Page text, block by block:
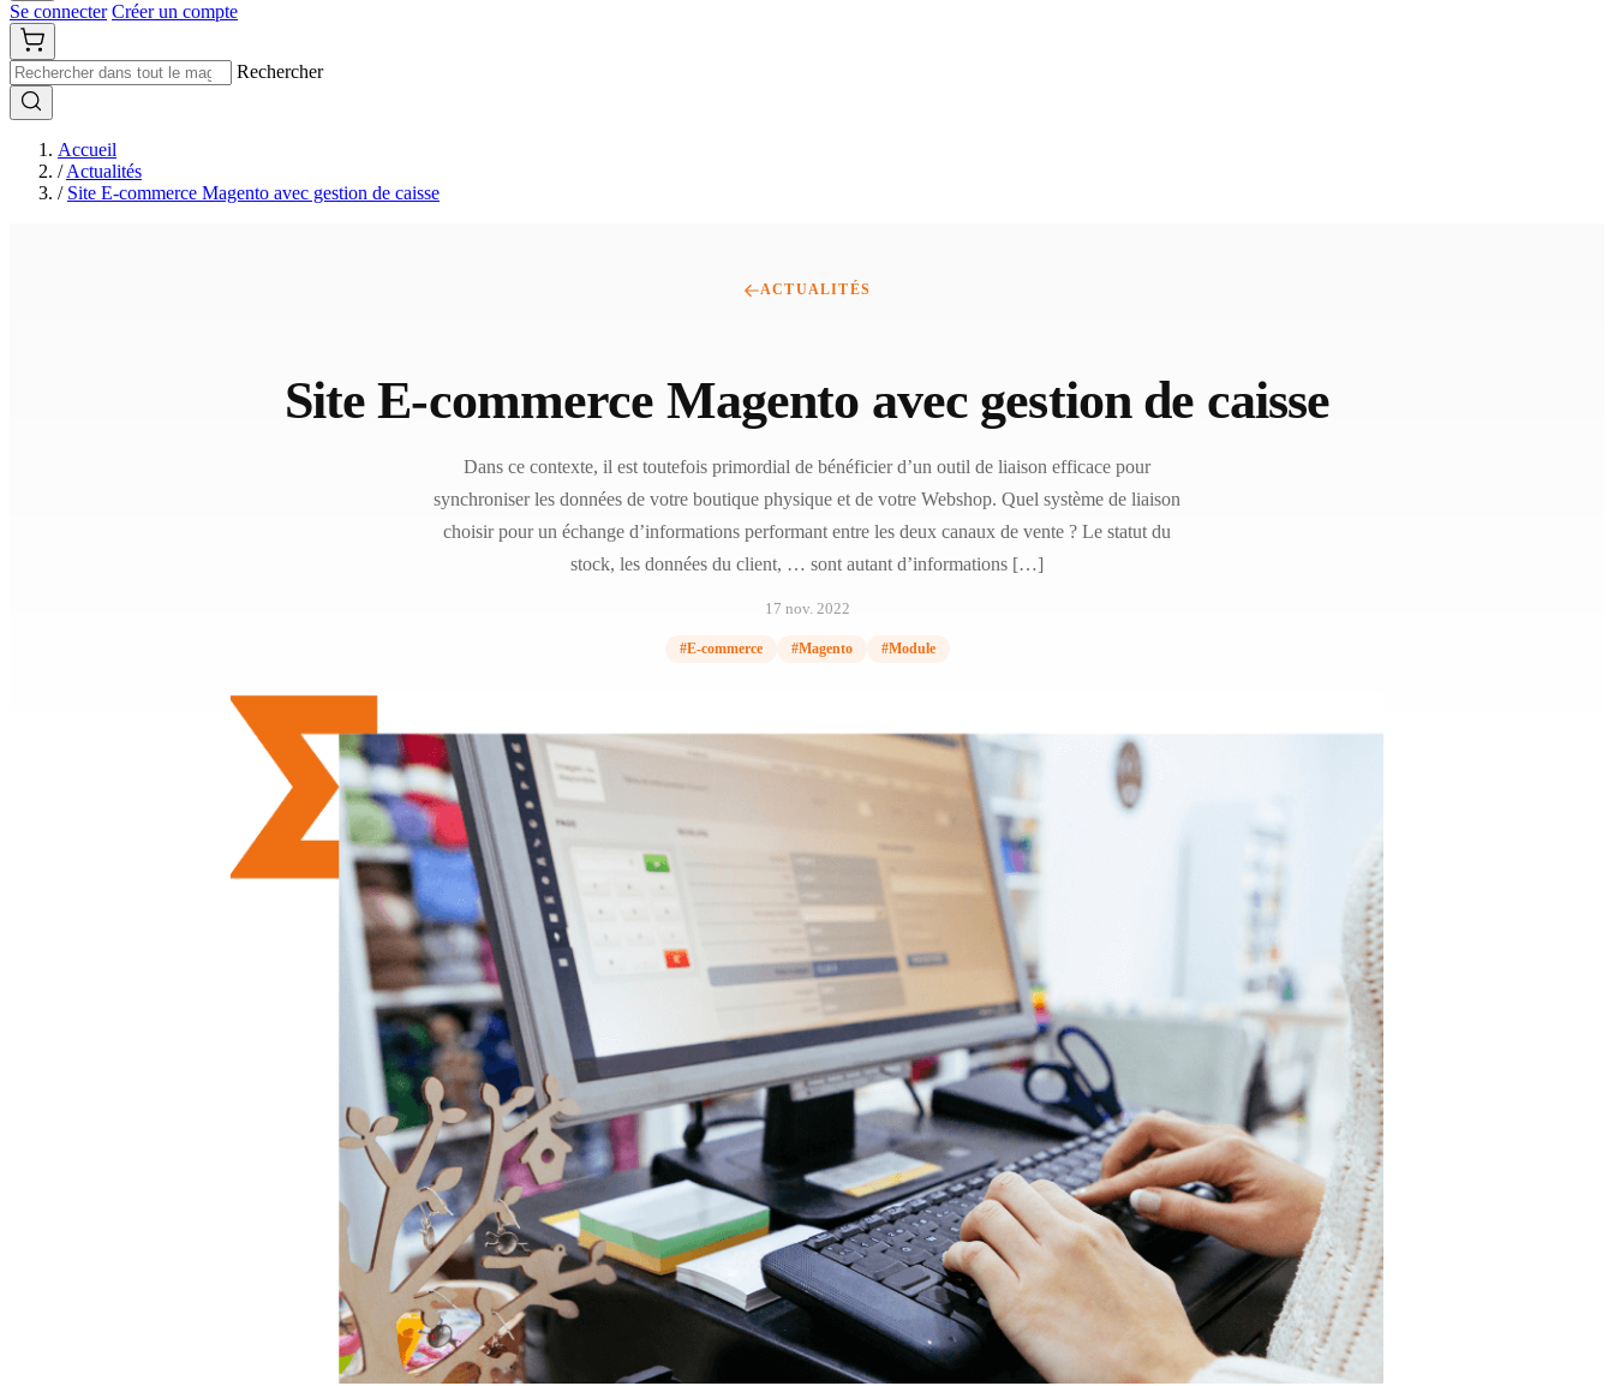
Se connecter Créer un compte
Rechercher
Accueil
/ Actualités
/ Site E-commerce Magento avec gestion de caisse
ACTUALITÉS
Site E-commerce Magento avec gestion de caisse
Dans ce contexte, il est toutefois primordial de bénéficier d’un outil de liaison efficace pour
synchroniser les données de votre boutique physique et de votre Webshop. Quel système de liaison
choisir pour un échange d’informations performant entre les deux canaux de vente ? Le statut du
stock, les données du client, … sont autant d’informations […]
17 nov. 2022
#E-commerce #Magento #Module